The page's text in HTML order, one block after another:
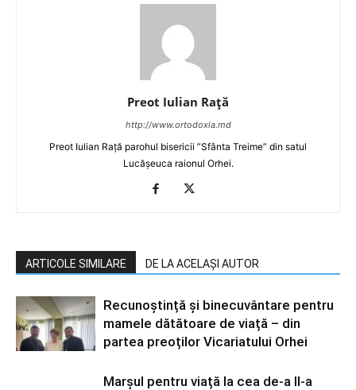
Preot Iulian Raţă
http://www.ortodoxia.md
Preot Iulian Rață parohul bisericii ”Sfânta Treime” din satul
Lucășeuca raionul Orhei.
ARTICOLE SIMILARE DE LA ACELAȘI AUTOR
Recunoștință și binecuvântare pentru
mamele dătătoare de viață – din
partea preoților Vicariatului Orhei
Marșul pentru viață la cea de-a II-a